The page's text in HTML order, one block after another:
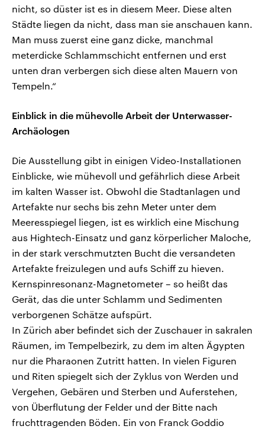
nicht, so düster ist es in diesem Meer. Diese alten
Städte liegen da nicht, dass man sie anschauen kann.
Man muss zuerst eine ganz dicke, manchmal
meterdicke Schlammschicht entfernen und erst
unten dran verbergen sich diese alten Mauern von
Tempeln.“
Einblick in die mühevolle Arbeit der Unterwasser-
Archäologen
Die Ausstellung gibt in einigen Video-Installationen
Einblicke, wie mühevoll und gefährlich diese Arbeit
im kalten Wasser ist. Obwohl die Stadtanlagen und
Artefakte nur sechs bis zehn Meter unter dem
Meeresspiegel liegen, ist es wirklich eine Mischung
aus Hightech-Einsatz und ganz körperlicher Maloche,
in der stark verschmutzten Bucht die versandeten
Artefakte freizulegen und aufs Schiff zu hieven.
Kernspinresonanz-Magnetometer – so heißt das
Gerät, das die unter Schlamm und Sedimenten
verborgenen Schätze aufspürt.
In Zürich aber befindet sich der Zuschauer in sakralen
Räumen, im Tempelbezirk, zu dem im alten Ägypten
nur die Pharaonen Zutritt hatten. In vielen Figuren
und Riten spiegelt sich der Zyklus von Werden und
Vergehen, Gebären und Sterben und Auferstehen,
von Überflutung der Felder und der Bitte nach
fruchttragenden Böden. Ein von Franck Goddio